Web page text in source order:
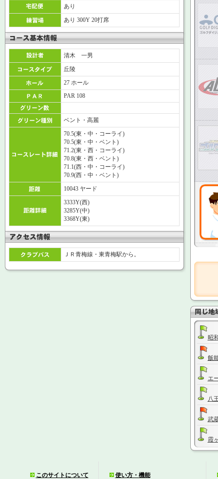
あり
あり 300Y 20打席
清木 一男
丘陵
27 ホール
PAR 108
ベント・高麗
70.5(東・中・コーライ)
70.5(東・中・ベント)
71.2(東・西・コーライ)
70.8(東・西・ベント)
71.1(西・中・コーライ)
70.9(西・中・ベント)
10043 ヤード
3333Y(西)
3285Y(中)
3368Y(東)
ＪＲ青梅線・東青梅駅から。
昭
飯
エ
八
武
霞
このサイトについて 使い方・機能